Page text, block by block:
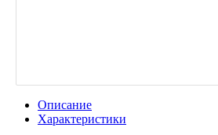
Описание
Характеристики